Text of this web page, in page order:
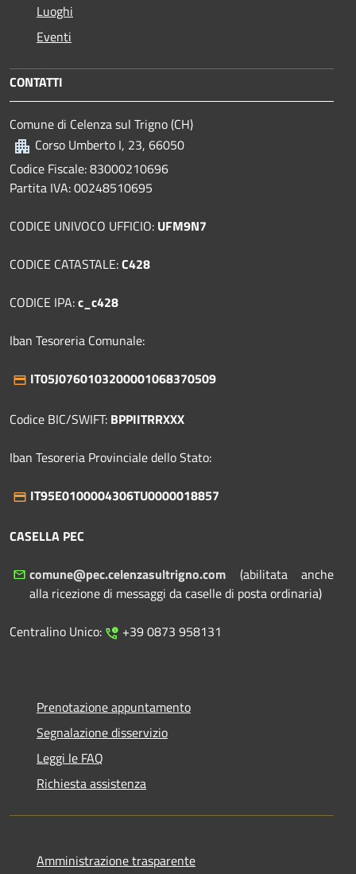
Luoghi
Eventi
CONTATTI
Comune di Celenza sul Trigno (CH)
Corso Umberto I, 23, 66050
Codice Fiscale: 83000210696
Partita IVA: 00248510695
CODICE UNIVOCO UFFICIO: UFM9N7
CODICE CATASTALE:C428
CODICE IPA:c_c428
Iban Tesoreria Comunale:
IT05J0760103200001068370509
Codice BIC/SWIFT: BPPIITRRXXX
Iban Tesoreria Provinciale dello Stato:
IT95E0100004306TU0000018857
CASELLA PEC
comune@pec.celenzasultrigno.com (abilitata anche
alla ricezione di messaggi da caselle di posta ordinaria)
Centralino Unico:
+39 0873 958131
Prenotazione appuntamento
Segnalazione disservizio
Leggi le FAQ
Richiesta assistenza
Amministrazione trasparente